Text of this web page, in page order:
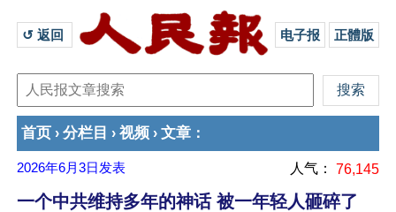
↺ 返回 电子报 正體版
首页 › 分栏目 › 视频 › 文章 ：
2026年6月3日 发表 人气： 76,145
一个中共维持多年的神话 被一年轻人砸碎了